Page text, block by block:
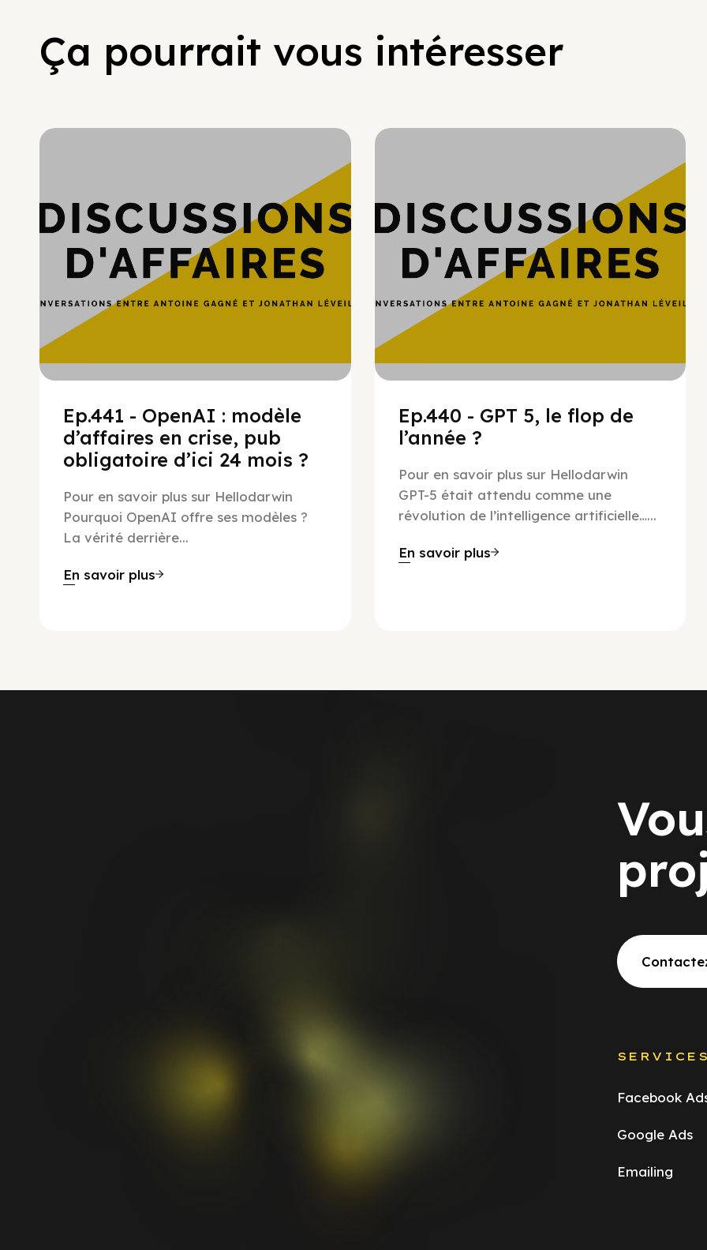
Ça pourrait vous intéresser
Ep.441 - OpenAI : modèle
d’affaires en crise, pub
obligatoire d’ici 24 mois ?
Pour en savoir plus sur Hellodarwin
Pourquoi OpenAI offre ses modèles ?
La vérité derrière...
En savoir plus
Ep.440 - GPT 5, le flop de
l’année ?
Pour en savoir plus sur Hellodarwin
GPT-5 était attendu comme une
révolution de l’intelligence artificielle…...
En savoir plus
SERVICES
Facebook
Google Ads
Emailing